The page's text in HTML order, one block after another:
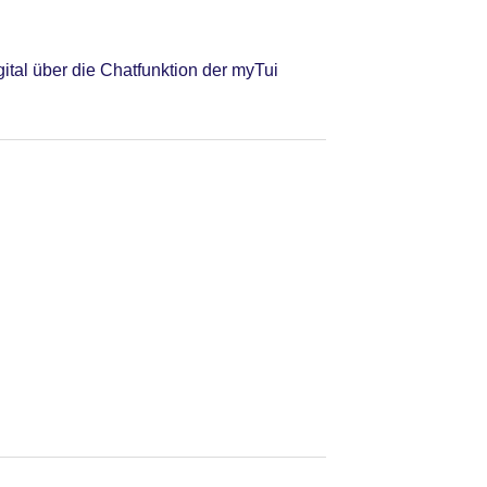
über die Chatfunktion der myTui